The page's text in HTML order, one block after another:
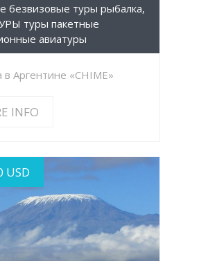
безвизовые туры рыбалка,
туры пакетные
авиатуры
в Аргентине «CHIME»
INFO
USD
MORE INFO